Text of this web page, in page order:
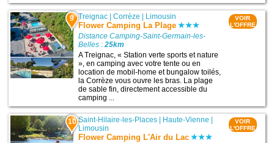
9 Treignac |Corrèze Limousin
Flower Camping La Plage
Distance Camping-Saint-Germain-les-
Belles :25km
A Treignac, « Station verte sports et nature
», en camping avec votre tente ou en
location de mobil-home et bungalow toilés,
la Corrèze vous ouvre les bras. La plage
de sable fin, directement accessible du
camping ...
VOIR
L'OFFRE
10 Saint-Hilaire-les-Places Haute-Vienne
Limousin
Flower Camping L'Air du Lac
VOIR
L'OFFRE